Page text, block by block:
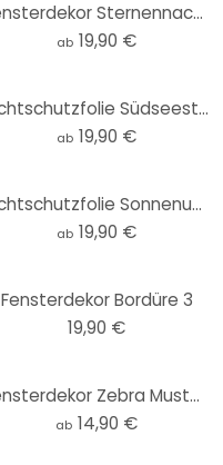
Fensterdekor Sternennacht
ab 19,90 €
Sichtschutzfolie Südseestrand - Panorama
ab 19,90 €
Sichtschutzfolie Sonnenuntergang im Weinberg
ab 19,90 €
Fensterdekor Bordüre 3
19,90 €
Fensterdekor Zebra Muster 1
ab 14,90 €